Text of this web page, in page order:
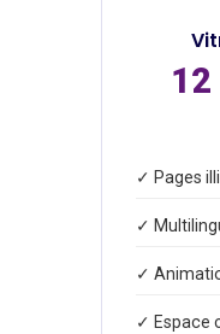
12
✓ Pages
✓
✓
✓ Espace